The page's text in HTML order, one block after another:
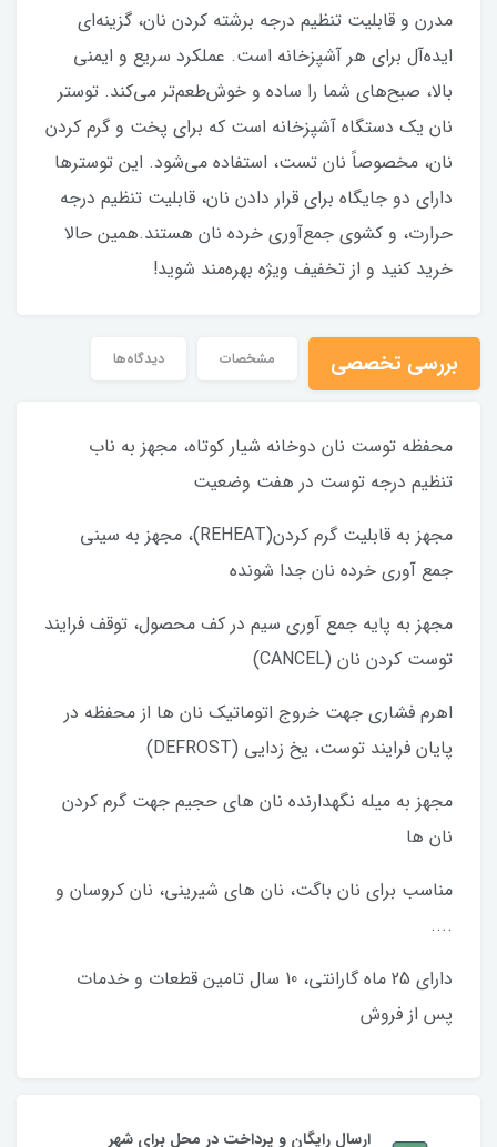
مدرن و قابلیت تنظیم درجه برشته کردن نان، گزینه‌ای
ایده‌آل برای هر آشپزخانه است. عملکرد سریع و ایمنی
بالا، صبح‌های شما را ساده و خوش‌طعم‌تر می‌کند. توستر
نان یک دستگاه آشپزخانه است که برای پخت و گرم کردن
نان، مخصوصاً نان تست، استفاده می‌شود. این توسترها
دارای دو جایگاه برای قرار دادن نان، قابلیت تنظیم درجه
حرارت، و کشوی جمع‌آوری خرده نان هستند.همین حالا
خرید کنید و از تخفیف ویژه بهره‌مند شوید!
بررسی تخصصی مشخصات دیدگاه‌ها
محفظه توست نان دوخانه شیار کوتاه، مجهز به ناب
تنظیم درجه توست در هفت وضعیت
مجهز به قابلیت گرم کردن(REHEAT)، مجهز به سینی
جمع آوری خرده نان جدا شونده
مجهز به پایه جمع آوری سیم در کف محصول، توقف فرایند
توست کردن نان (CANCEL)
اهرم فشاری جهت خروج اتوماتیک نان ها از محفظه در
پایان فرایند توست، یخ زدایی (DEFROST)
مجهز به میله نگهدارنده نان های حجیم جهت گرم کردن
نان ها
مناسب برای نان باگت، نان های شیرینی، نان کروسان و
....
داراي 25 ماه گارانتي، 10 سال تامين قطعات و خدمات
پس از فروش
ارسال رایگان و پرداخت در محل برای شهر